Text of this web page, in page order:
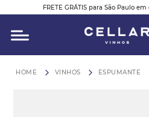
FRETE GRÁTIS para São Paulo
VINHOS ESPUMANTE